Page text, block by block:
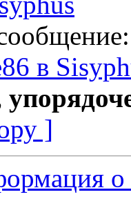
в
]
о